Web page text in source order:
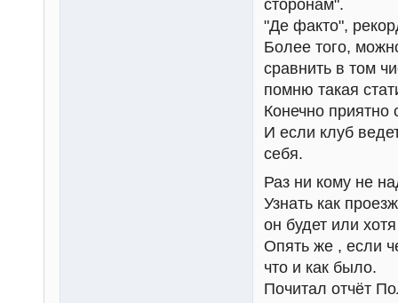
сторонам".
"Де факто",
Более того,
сравнить в том
помню такая
Конечно приятно
И если клуб
себя.
Раз ни кому не
Узнать как
он будет или
Опять же , если
что и как было.
Почитал отчёт